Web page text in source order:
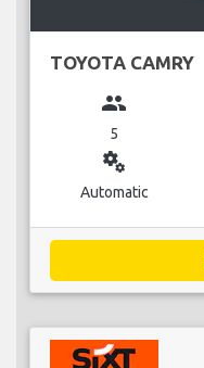
TOYOTA CAMRY
group
5
miscellaneous_services
Automatic